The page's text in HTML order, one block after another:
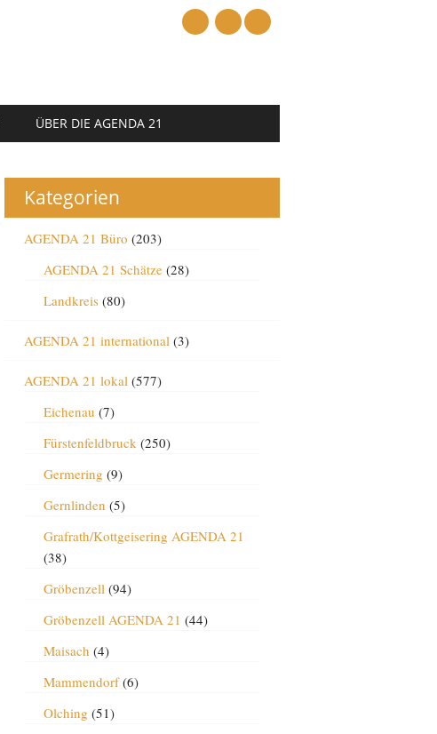
ÜBER DIE AGENDA 21
Kategorien
AGENDA 21 Büro (203)
AGENDA 21 Schätze(28)
Landkreis(80)
AGENDA 21 international(3)
AGENDA 21 lokal(577)
Eichenau (7)
Fürstenfeldbruck(250)
Germering (9)
Gernlinden (5)
Grafrath/Kottgeisering AGENDA 21
(38)
Gröbenzell(94)
Gröbenzell AGENDA 21 (44)
Maisach (4)
Mammendorf(6)
Olching (51)